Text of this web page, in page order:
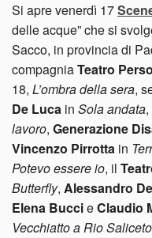
Si apre venerdì 17
delle acque” che si
Sacco, in provincia di
compagniaTeatro
18, L’ombra della sera,
De Luca in Sola andata,
lavoro, Generazione
Vincenzo Pirrotta in
Potevo essere io, il
Butterfly, Alessandro
Elena BuccieClaudio
Vecchiatto a Rio Saliceto